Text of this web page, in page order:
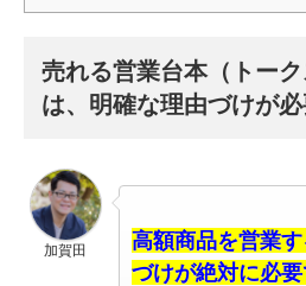
売れる営業台本（トー
は、明確な理由づけが必
加賀田
高額商品を営業
づけが絶対に必要